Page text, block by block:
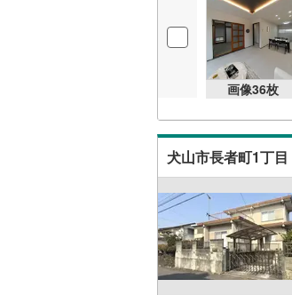
画像36枚
犬山市長者町1丁目